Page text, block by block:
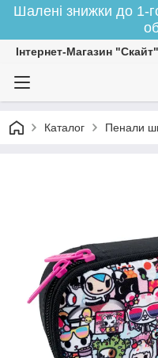
Шалені знижки до 1-
Інтернет-Магазин "Скайт"
Каталог Пенали